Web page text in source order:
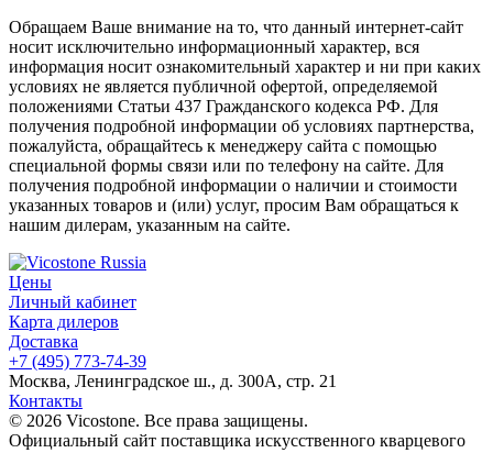
Обращаем Ваше внимание на то, что данный интернет-сайт
носит исключительно информационный характер, вся
информация носит ознакомительный характер и ни при каких
условиях не является публичной офертой, определяемой
положениями Статьи 437 Гражданского кодекса РФ. Для
получения подробной информации об условиях партнерства,
пожалуйста, обращайтесь к менеджеру сайта с помощью
специальной формы связи или по телефону на сайте. Для
получения подробной информации о наличии и стоимости
указанных товаров и (или) услуг, просим Вам обращаться к
нашим дилерам, указанным на сайте.
Цены
Личный кабинет
Карта дилеров
Доставка
+7 (495) 773-74-39
Москва, Ленинградское ш., д. 300А, стр. 21
Контакты
© 2026 Vicostone. Все права защищены.
Официальный сайт поставщика искусственного кварцевого